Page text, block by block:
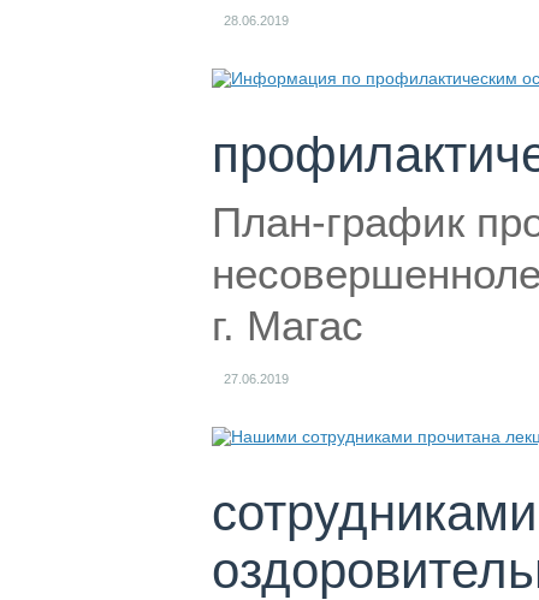
28.06.2019
План-график
г. Магас
27.06.2019